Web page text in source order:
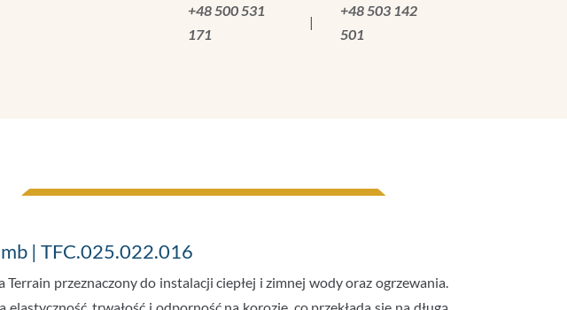
+48 500 531
171
|
+48 503 142
501
| TFC.025.022.016
Terrain przeznaczony do instalacji ciepłej i zimnej wody oraz ogrzewania.